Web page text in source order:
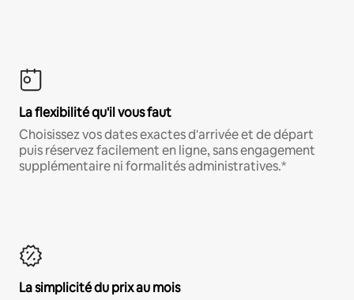
La flexibilité qu'il vous faut
Choisissez vos dates exactes d'arrivée et de départ
puis réservez facilement en ligne, sans engagement
supplémentaire ni formalités administratives.*
La simplicité du prix au mois